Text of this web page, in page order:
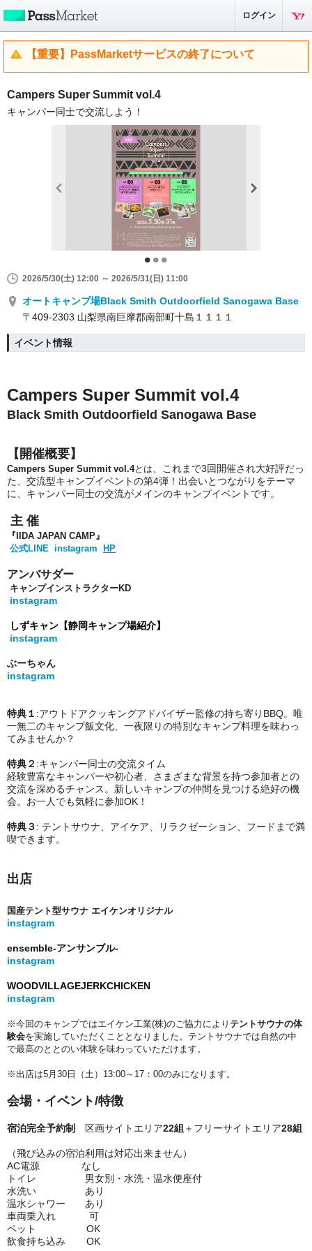
ログイン
【重要】PassMarketサービスの終了について
Campers Super Summit vol.4
キャンパー同士で交流しよう！
2026/5/30(土) 12:00 ～ 2026/5/31(日) 11:00
オートキャンプ場Black Smith Outdoorfield Sanogawa Base
〒409-2303 山梨県南巨摩郡南部町十島１１１１
イベント情報
Campers Super Summit vol.4
Black Smith Outdoorfield Sanogawa Base
【開催概要】
Campers Super Summit vol.4とは 、これまで3回開催され大好評だっ
た、交流型キャンプイベントの第4弾！ 出会いとつながりをテーマ
に、キャンパー同士の交流がメインのキャンプイベントです。
主 催
『 IIDA JAPAN CAMP』
公式LINE instagram HP
アンバサダー
キャンプインストラクターKD
instagram
しずキャン【静岡キャンプ場紹介】
instagram
ぶーちゃん
instagram
特典１ :アウトドアクッキングアドバイザー監修の持ち寄りBBQ。唯
一無二のキャンプ飯文化 、一夜限りの特別なキャンプ料理を味わっ
てみませんか？
特典２ :キャンパー同士の交流タイム
経験豊富なキャンパーや初心者、さまざまな背景を持つ参加者との
交流を深めるチャンス。新しいキャンプの仲間を見つける絶好の機
会。お一人でも気軽に参加OK！
特典３: テントサウナ、アイケア、リラクゼーション、フードまで満
喫できます。
出店
国産テント型サウナ エイケンオリジナル
instagram
ensemble-アンサンブル-
instagram
WOODVILLAGEJERKCHICKEN
instagram
※今回のキャンプではエイケン工業(株)のご協力により テントサウナの体
験会を実施していただくこととなりました。テントサウナでは自然の中
で最高のととのい体験を味わっていただけます。
※出店は5月30日（土）13:00～17：00のみになります。
会場・イベント/特徴
宿泊完全予約制 区画サイトエリア22組 ＋ フリーサイトエリア28組
（飛び込みの宿泊利用は対応出来ません）
AC電源 なし
トイレ 男女別・水洗・温水便座付
水洗い あり
温水シャワー あり
車両乗入れ 可
ペット OK
飲食持ち込み OK